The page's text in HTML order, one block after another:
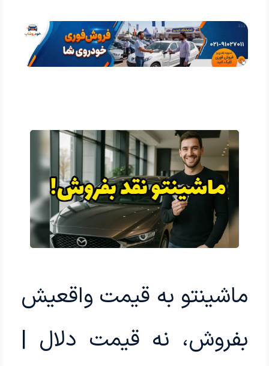
ماشینتو به قیمت واقعیش
بفروش، نه قیمت دلال |